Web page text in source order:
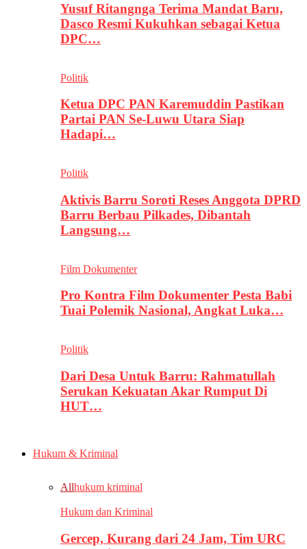
Yusuf Ritangnga Terima Mandat Baru,
Dasco Resmi Kukuhkan sebagai Ketua
DPC…
Politik
Ketua DPC PAN Karemuddin Pastikan
Partai PAN Se-Luwu Utara Siap
Hadapi…
Politik
Aktivis Barru Soroti Reses Anggota DPRD
Barru Berbau Pilkades, Dibantah
Langsung…
Film Dokumenter
Pro Kontra Film Dokumenter Pesta Babi
Tuai Polemik Nasional, Angkat Luka…
Politik
Dari Desa Untuk Barru: Rahmatullah
Serukan Kekuatan Akar Rumput Di
HUT…
Hukum & Kriminal
Allhukum kriminal
Hukum dan Kriminal
Gercep, Kurang dari 24 Jam, Tim URC